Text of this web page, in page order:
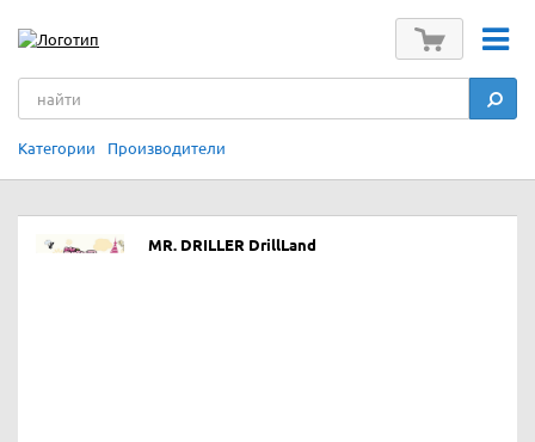
Категории Производители
MR. DRILLER DrillLand